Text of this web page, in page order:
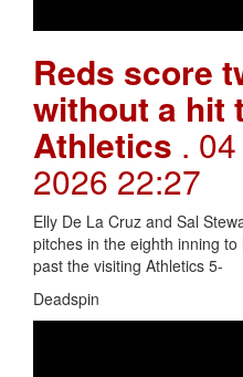
Reds score
without a hit
Athletics .
2026 22:27
Elly De La Cruz and Sal
pitches in the eighth inning
past the visiting Athletics 5-
Deadspin